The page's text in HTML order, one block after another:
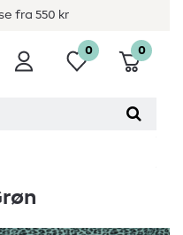
fra 550 kr
0 0